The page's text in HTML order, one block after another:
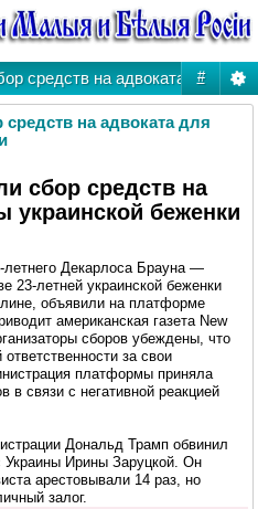
#
средств на адвоката для
на адвоката для
сбор средств на
украинской беженки
летнего Декарлоса Брауна —
23-летней украинской беженки
объявили на платформе
американская газета New
сборов убеждены, что
за свои
платформы приняла
в связи с негативной реакцией
Дональд Трамп обвинил
Украины Ирины Заруцкой. Он
арестовывали 14 раз, но
залог.